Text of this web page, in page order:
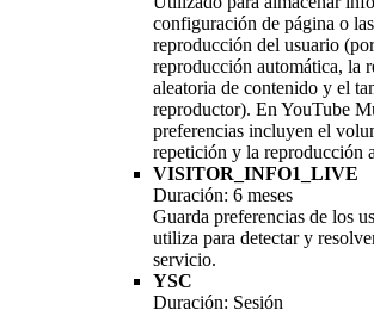
configuración de página o
reproducción del usuario
reproducción automática, la
aleatoria de contenido y el
reproductor). En YouTube
preferencias incluyen el
repetición y la reproducción
VISITOR_INFO1_LIVE
Duración: 6 meses
Guarda preferencias de los
utiliza para detectar y
servicio.
YSC
Duración: Sesión